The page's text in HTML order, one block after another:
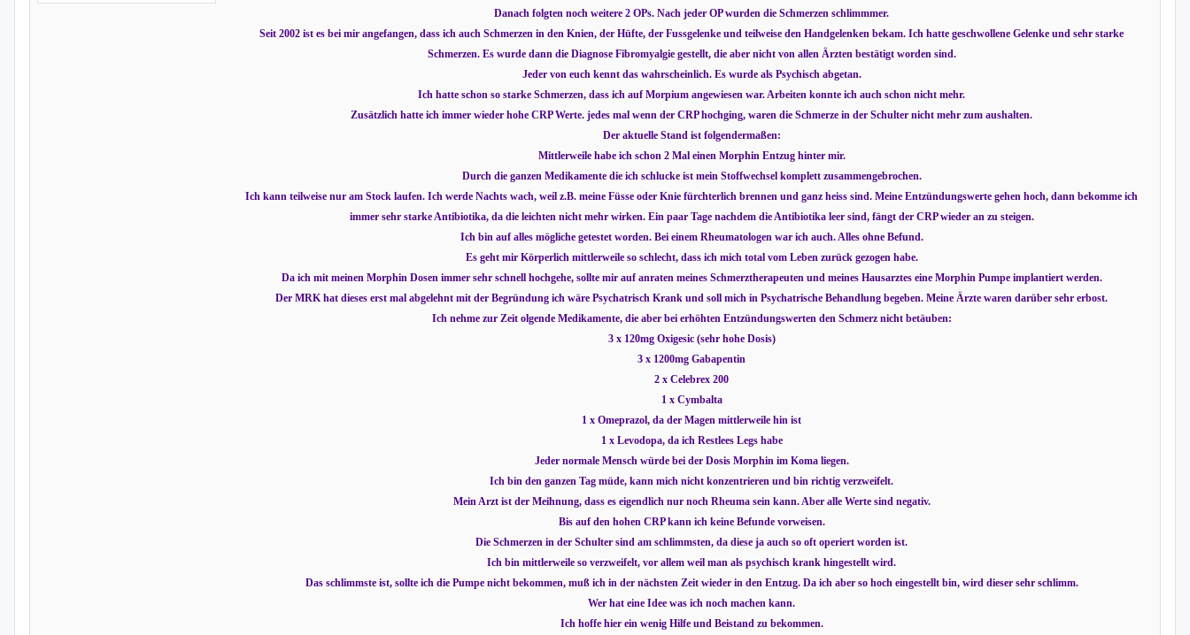
Danach folgten noch weitere 2 OPs. Nach jeder OP wurden die Schmerzen schlimmmer.
Seit 2002 ist es bei mir angefangen, dass ich auch Schmerzen in den Knien, der Hüfte, der Fussgelenke und teilweise den Handgelenken bekam. Ich hatte geschwollene Gelenke und sehr starke
Schmerzen. Es wurde dann die Diagnose Fibromyalgie gestellt, die aber nicht von allen Ärzten bestätigt worden sind.
Jeder von euch kennt das wahrscheinlich. Es wurde als Psychisch abgetan.
Ich hatte schon so starke Schmerzen, dass ich auf Morpium angewiesen war. Arbeiten konnte ich auch schon nicht mehr.
Zusätzlich hatte ich immer wieder hohe CRP Werte. jedes mal wenn der CRP hochging, waren die Schmerze in der Schulter nicht mehr zum aushalten.
Der aktuelle Stand ist folgendermaßen:
Mittlerweile habe ich schon 2 Mal einen Morphin Entzug hinter mir.
Durch die ganzen Medikamente die ich schlucke ist mein Stoffwechsel komplett zusammengebrochen.
Ich kann teilweise nur am Stock laufen. Ich werde Nachts wach, weíl z.B. meine Füsse oder Knie fürchterlich brennen und ganz heiss sind. Meine Entzündungswerte gehen hoch, dann bekomme ich
immer sehr starke Antibiotika, da die leichten nicht mehr wirken. Ein paar Tage nachdem die Antibiotika leer sind, fängt der CRP wieder an zu steigen.
Ich bin auf alles mögliche getestet worden. Bei einem Rheumatologen war ich auch. Alles ohne Befund.
Es geht mir Körperlich mittlerweile so schlecht, dass ich mich total vom Leben zurück gezogen habe.
Da ich mit meinen Morphin Dosen immer sehr schnell hochgehe, sollte mir auf anraten meines Schmerztherapeuten und meines Hausarztes eine Morphin Pumpe implantiert werden.
Der MRK hat dieses erst mal abgelehnt mit der Begründung ich wäre Psychatrisch Krank und soll mich in Psychatrische Behandlung begeben. Meine Ärzte waren darüber sehr erbost.
Ich nehme zur Zeit olgende Medikamente, die aber bei erhöhten Entzündungswerten den Schmerz nicht betäuben:
3 x 120mg Oxigesic (sehr hohe Dosis)
3 x 1200mg Gabapentin
2 x Celebrex 200
1 x Cymbalta
1 x Omeprazol, da der Magen mittlerweile hin ist
1 x Levodopa, da ich Restlees Legs habe
Jeder normale Mensch würde bei der Dosis Morphin im Koma liegen.
Ich bin den ganzen Tag müde, kann mich nicht konzentrieren und bin richtig verzweifelt.
Mein Arzt ist der Meihnung, dass es eigendlich nur noch Rheuma sein kann. Aber alle Werte sind negativ.
Bis auf den hohen CRP kann ich keine Befunde vorweisen.
Die Schmerzen in der Schulter sind am schlimmsten, da diese ja auch so oft operiert worden ist.
Ich bin mittlerweile so verzweifelt, vor allem weil man als psychisch krank hingestellt wird.
Das schlimmste ist, sollte ich die Pumpe nicht bekommen, muß ich in der nächsten Zeit wieder in den Entzug. Da ich aber so hoch eingestellt bin, wird dieser sehr schlimm.
Wer hat eine Idee was ich noch machen kann.
Ich hoffe hier ein wenig Hilfe und Beistand zu bekommen.